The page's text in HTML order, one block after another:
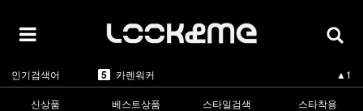
인기검색어
2 마스카 ▲3
린드버그 ▼-2
5 카렌워커 ▲1
1 라피스센시블레
▲3
신상품
베스트상품 스타일검색 스타착용